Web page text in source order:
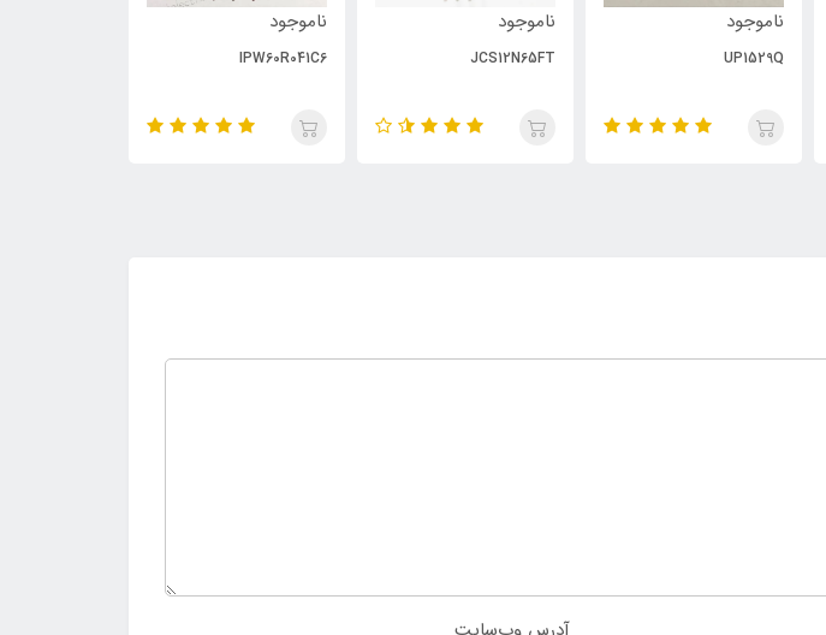
ناموجود
UP1529Q
ناموجود
JCS12N65FT
ناموجود
IPW60R041C6